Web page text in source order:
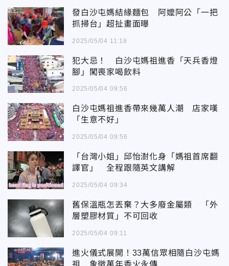
發白沙屯媽結緣麵包 阿嬤阿公「一把
抓掃台」超扯畫面曝
2025/05/04 11:18
犯大忌！ 白沙屯媽祖進香「天兵香燈
腳」闖喪家喝飲料
2025/05/04 09:56
白沙屯媽祖進香帶來幾萬人潮 店家嘆
「生意不好」
2025/05/04 09:56
「台灣小姐」邱怡澍化身「媽祖首席翻
譯官」 全程跟隨英文講解
2025/05/04 09:34
舊保溫瓶怎丟棄？大多廢金屬類 「外
層塑膠材質」不可回收
2025/05/04 09:11
進火儀式展開！33萬信眾相隨白沙屯媽
祖 象徵萬年香火永傳